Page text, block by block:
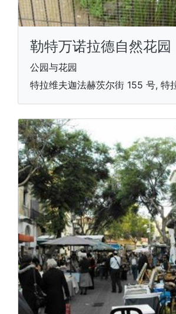
勒特万诺拉德自然花园
公园与花园
特拉维夫迦法赫茨尔街 155 号, 特